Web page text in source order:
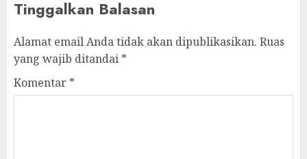
Tinggalkan Balasan
Alamat email Anda tidak akan dipublikasikan. Ruas
yang wajib ditandai *
Komentar *